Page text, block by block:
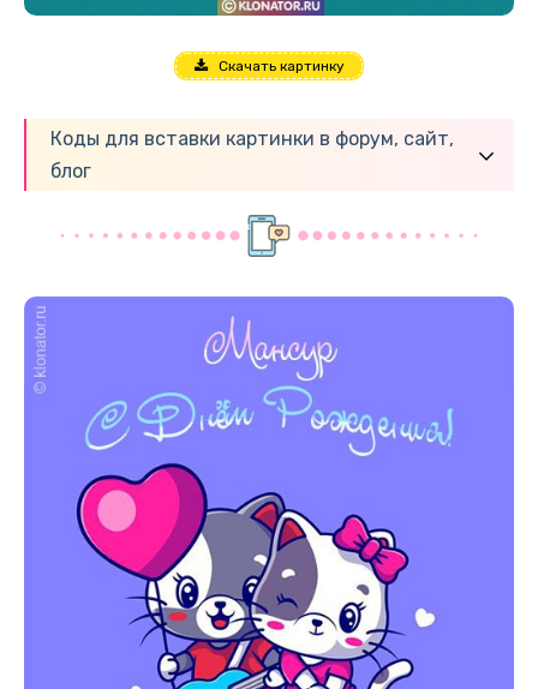
Скачать картинку
Коды для вставки картинки в форум, сайт,
блог